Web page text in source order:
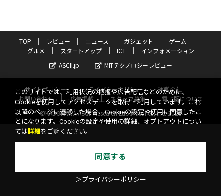
TOP レビュー ニュース ガジェット
ゲーム
グルメ
スタートアップ ICT
インフォメーション
ASCII.jp
MITテクノロジーレビュー
サイトポリシー プライバシーポリシー
運営会社
お問い合わせ
広告掲載 スタッフ募集
電子版について
©KADOKAWA ASCII Research Laboratories, Inc. 2026
このサイトでは、利用状況の把握や広告配信などのために、
Cookieを使用してアクセスデータを取得・利用しています。これ
以降のページに遷移した場合、Cookieの設定や使用に同意したこ
とになります。Cookieの設定や使用の詳細、オプトアウトについ
ては詳細 をご覧ください。
同意する
＞プライバシーポリシー